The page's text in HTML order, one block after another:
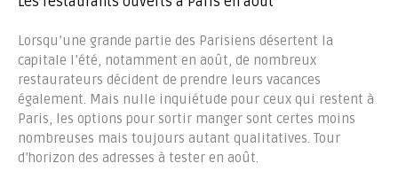
Lorsqu’une grande partie des Parisiens désertent la
capitale l’été, notamment en août, de nombreux
restaurateurs décident de prendre leurs vacances
également. Mais nulle inquiétude pour ceux qui restent à
Paris, les options pour sortir manger sont certes moins
nombreuses mais toujours autant qualitatives. Tour
d’horizon des adresses à tester en août.